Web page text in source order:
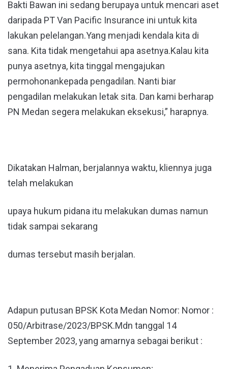
Bakti Bawan ini sedang berupaya untuk mencari aset
daripada PT Van Pacific Insurance ini untuk kita
lakukan pelelangan.Yang menjadi kendala kita di
sana. Kita tidak mengetahui apa asetnya.Kalau kita
punya asetnya, kita tinggal mengajukan
permohonankepada pengadilan. Nanti biar
pengadilan melakukan letak sita. Dan kami berharap
PN Medan segera melakukan eksekusi,” harapnya.
Dikatakan Halman, berjalannya waktu, kliennya juga
telah melakukan
upaya hukum pidana itu melakukan dumas namun
tidak sampai sekarang
dumas tersebut masih berjalan.
Adapun putusan BPSK Kota Medan Nomor: Nomor :
050/Arbitrase/2023/BPSK.Mdn tanggal 14
September 2023, yang amarnya sebagai berikut :